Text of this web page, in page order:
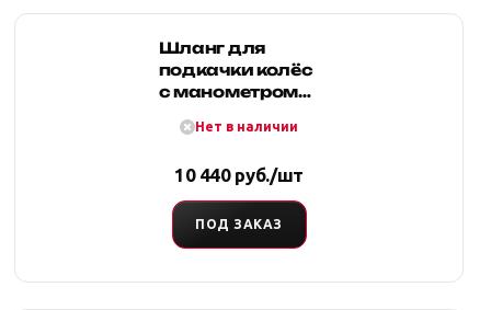
Шланг для
подкачки колёс
с манометром
Нет в наличии
10 440 руб./шт
ПОД ЗАКАЗ